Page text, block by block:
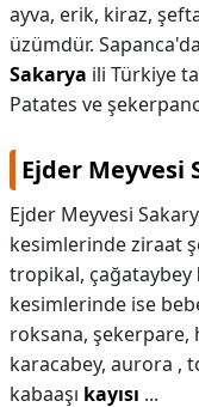
ayva, erik, kiraz,
üzümdür.
Sakarya ili Türkiye
Patates ve
Ejder Meyvesi
Ejder Meyvesi
kesimlerinde ziraat
tropikal, çağataybey
kesimlerinde ise
roksana, şekerpare,
karacabey, aurora ,
kabaaşı kayısı ...